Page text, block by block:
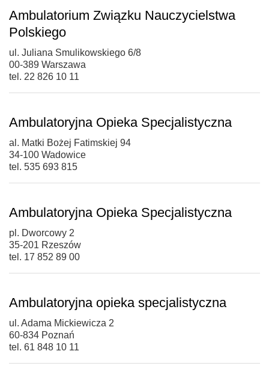
Ambulatorium Związku Nauczycielstwa
Polskiego
ul. Juliana Smulikowskiego 6/8
00-389 Warszawa
tel. 22 826 10 11
Ambulatoryjna Opieka Specjalistyczna
al. Matki Bożej Fatimskiej 94
34-100 Wadowice
tel. 535 693 815
Ambulatoryjna Opieka Specjalistyczna
pl. Dworcowy 2
35-201 Rzeszów
tel. 17 852 89 00
Ambulatoryjna opieka specjalistyczna
ul. Adama Mickiewicza 2
60-834 Poznań
tel. 61 848 10 11